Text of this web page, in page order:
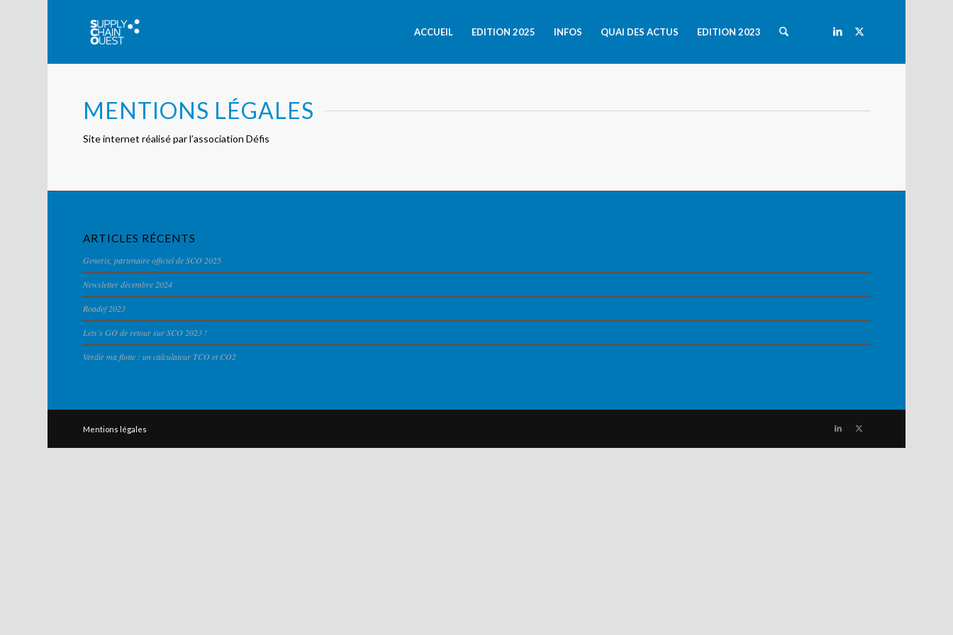
ACCUEIL EDITION 2025 INFOS QUAI DES ACTUS EDITION 2023
MENTIONS LÉGALES
Site internet réalisé par l’association Défis
ARTICLES RÉCENTS
Generix, partenaire officiel de SCO 2025
Newsletter décembre 2024
Roadef 2023
Lets’s GO de retour sur SCO 2023 !
Verdir ma flotte : un calculateur TCO et CO2
Mentions légales